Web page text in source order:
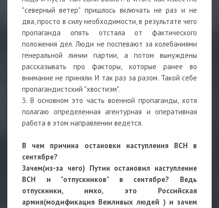
"северный ветер" пришлось включать не раз и не
два, просто в силу необходимости, в результате чего
пропаганда опять отстала от фактического
положения дел. Люди не поспевают за колебаниями
генеральной линии партии, а потом вынуждены
рассказывать про факторы, которые ранее во
внимание не приняли. И так раз за разом. Такой себе
пропагандистский "хвостизм".
3. В основном это часть военной пропаганды, хотя
полагаю определенная агентурная и оперативная
работа в этом направлении ведется.
В чем причина остановки наступления ВСН в
сентябре?
Зачем(из-за чего) Путин остановил наступление
ВСН и "отпускников" в сентябре? Ведь
отпускники, имхо, это Российская
армия(модификация Вежливых людей ) и зачем